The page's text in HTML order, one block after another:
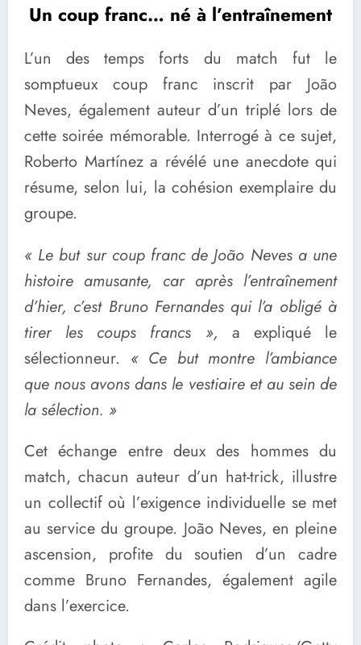
Un coup franc… né à l’entraînement
L’un des temps forts du match fut le
somptueux coup franc inscrit par João
Neves, également auteur d’un triplé lors de
cette soirée mémorable. Interrogé à ce sujet,
Roberto Martínez a révélé une anecdote qui
résume, selon lui, la cohésion exemplaire du
groupe.
« Le but sur coup franc de João Neves a une
histoire amusante, car après l’entraînement
d’hier, c’est Bruno Fernandes qui l’a obligé à
tirer les coups francs », a expliqué le
sélectionneur. « Ce but montre l’ambiance
que nous avons dans le vestiaire et au sein de
la sélection. »
Cet échange entre deux des hommes du
match, chacun auteur d’un hat-trick, illustre
un collectif où l’exigence individuelle se met
au service du groupe. João Neves, en pleine
ascension, profite du soutien d’un cadre
comme Bruno Fernandes, également agile
dans l’exercice.